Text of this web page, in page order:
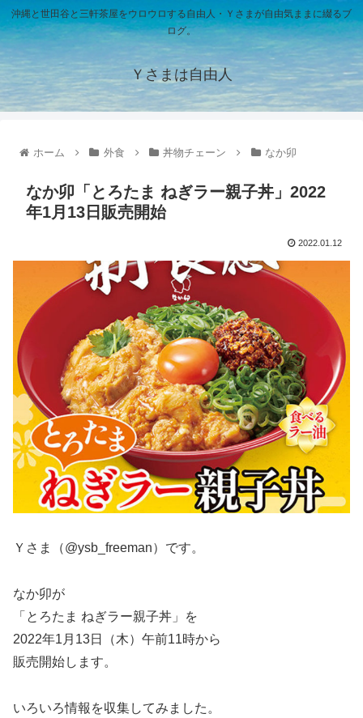
沖縄と世田谷と三軒茶屋をウロウロする自由人・Ｙさまが自由気ままに綴るブ
ログ。
Ｙさまは自由人
ホーム 外食 丼物チェーン なか卯
なか卯「とろたま ねぎラー親子丼」2022
年1月13日販売開始
2022.01.12
Ｙさま（@ysb_freeman）です。
なか卯が
「とろたま ねぎラー親子丼」を
2022年1月13日（木）午前11時から
販売開始します。
いろいろ情報を収集してみました。